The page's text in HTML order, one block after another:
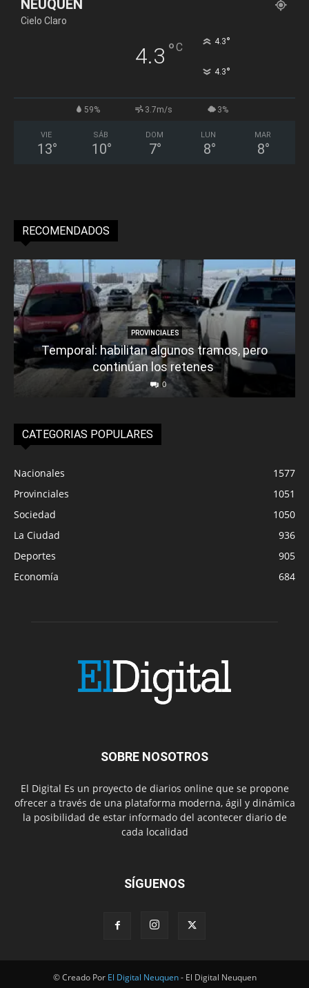
NEUQUÉN
Cielo Claro
4.3 °C 4.3°
4.3°
59% 3.7m/s 3%
VIE
13°
SÁB
10°
DOM
7°
LUN
8°
MAR
8°
RECOMENDADOS
PROVINCIALES
Temporal: habilitan algunos tramos, pero
continúan los retenes
0
CATEGORIAS POPULARES
Nacionales
1577
Provinciales
1051
Sociedad
1050
La Ciudad
936
Deportes
905
Economía
684
SOBRE NOSOTROS
El Digital Es un proyecto de diarios online que se propone
ofrecer a través de una plataforma moderna, ágil y dinámica
la posibilidad de estar informado del acontecer diario de
cada localidad
SÍGUENOS
© Creado Por El Digital Neuquen- El Digital Neuquen